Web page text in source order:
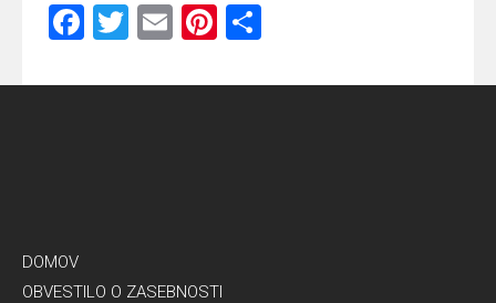
Facebook
Twitter
EmailPinterest
DOMOV
OBVESTILO O ZASEBNOSTI